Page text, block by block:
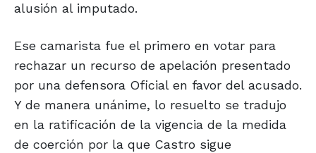
alusión al imputado.
Ese camarista fue el primero en votar para
rechazar un recurso de apelación presentado
por una defensora Oficial en favor del acusado.
Y de manera unánime, lo resuelto se tradujo
en la ratificación de la vigencia de la medida
de coerción por la que Castro sigue